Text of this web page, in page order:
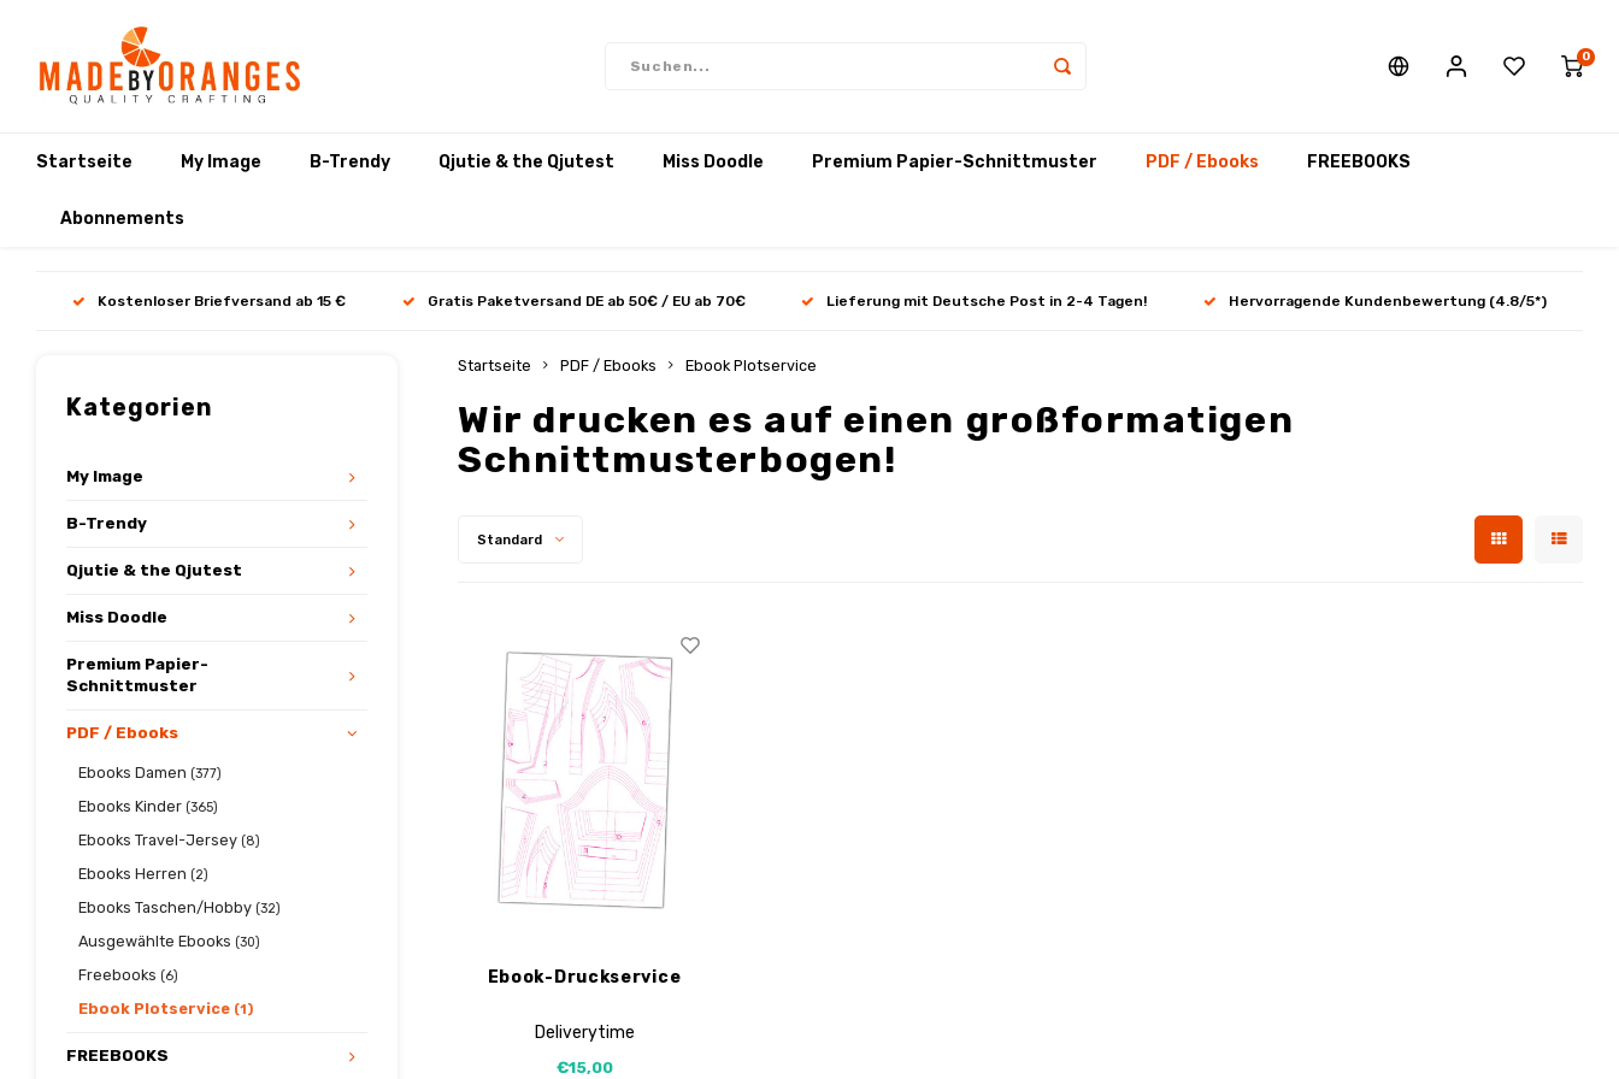
0
Startseite My Image B-Trendy Qjutie & the Qjutest Miss Doodle Premium Papier-Schnittmuster PDF / Ebooks FREEBOOKS
Abonnements
Kostenloser Briefversand ab 15 € Gratis Paketversand DE ab 50€ / EU ab 70€ Lieferung mit Deutsche Post in 2-4 Tagen! Hervorragende Kundenbewertung (4.8/5*)
Kategorien
My Image
B-Trendy
Qjutie & the Qjutest
Miss Doodle
Premium Papier-
Schnittmuster
PDF / Ebooks
Ebooks Damen (377)
Ebooks Kinder (365)
Ebooks Travel-Jersey (8)
Ebooks Herren (2)
Ebooks Taschen/Hobby (32)
Ausgewählte Ebooks (30)
Freebooks (6)
Ebook Plotservice (1)
FREEBOOKS
Startseite PDF / Ebooks Ebook Plotservice
Wir drucken es auf einen großformatigen
Schnittmusterbogen!
Standard
Ebook-Druckservice
Deliverytime
€15,00